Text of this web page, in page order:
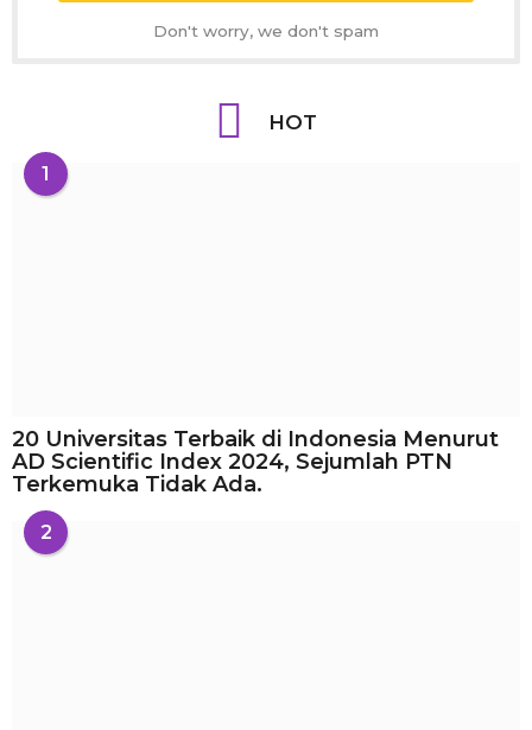
Don't worry, we don't spam
HOT
1
20 Universitas Terbaik di Indonesia Menurut
AD Scientific Index 2024, Sejumlah PTN
Terkemuka Tidak Ada.
2